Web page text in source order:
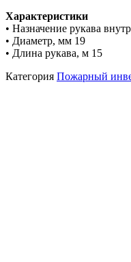
Характеристики
• Назначение рукава
• Диаметр, мм 19
• Длина рукава, м 15
Категория Пожарный